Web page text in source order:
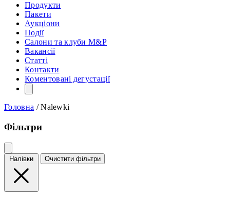
Продукти
Пакети
Аукціони
Події
Салони та клуби M&P
Вакансії
Статті
Контакти
Коментовані дегустації
Головна /Nalewki
Фільтри
Налівки Очистити фільтри